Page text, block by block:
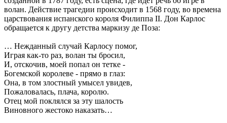
волан. Действие трагедии происходит в 1568 году, во времена
царствования испанского короля Филиппа II. Дон Карлос
обращается к другу детства маркизу де Поза:
… Нежданный случай Карлосу помог,
Играя как-то раз, волан ты бросил,
И, отскочив, моей попал он тетке -
Богемской королеве - прямо в глаз:
Она, в том злостный умысел увидев,
Пожаловалась, плача, королю.
Отец мой поклялся за эту шалость
Виновного жестоко наказать…